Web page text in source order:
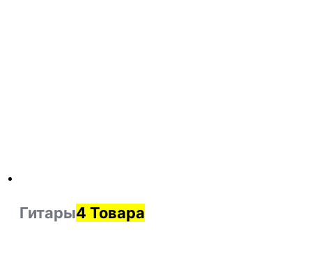
Гитары4 Товара